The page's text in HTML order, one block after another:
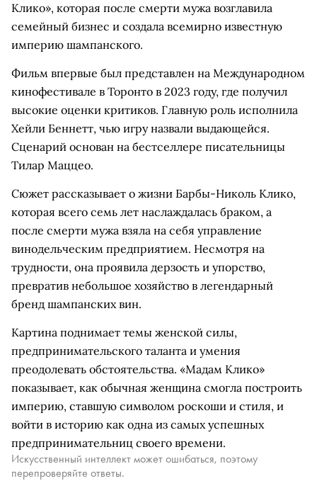
Клико», которая после смерти мужа возглавила
семейный бизнес и создала всемирно известную
империю шампанского.
Фильм впервые был представлен на Международном
кинофестивале в Торонто в 2023 году, где получил
высокие оценки критиков. Главную роль исполнила
Хейли Беннетт, чью игру назвали выдающейся.
Сценарий основан на бестселлере писательницы
Тилар Маццео.
Сюжет рассказывает о жизни Барбы-Николь Клико,
которая всего семь лет наслаждалась браком, а
после смерти мужа взяла на себя управление
винодельческим предприятием. Несмотря на
трудности, она проявила дерзость и упорство,
превратив небольшое хозяйство в легендарный
бренд шампанских вин.
Картина поднимает темы женской силы,
предпринимательского таланта и умения
преодолевать обстоятельства. «Мадам Клико»
показывает, как обычная женщина смогла построить
империю, ставшую символом роскоши и стиля, и
войти в историю как одна из самых успешных
предпринимательниц своего времени.
Искусственный интеллект может ошибаться, поэтому
перепроверяйте ответы.